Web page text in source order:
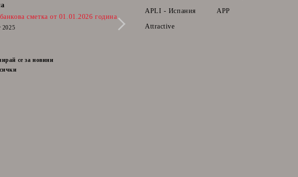
сметка от 01.01.2026 година
2025
Радваме се да Ви съобщим, че вече може
които ще може да поръчате в бъдещ
се за новини
APLI - Испания APP
Attractive